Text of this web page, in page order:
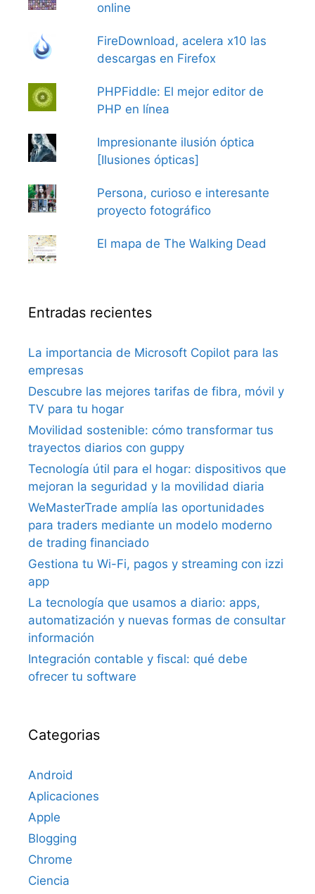
online
FireDownload, acelera x10 las
descargas en Firefox
PHPFiddle: El mejor editor de
PHP en línea
Impresionante ilusión óptica
[Ilusiones ópticas]
Persona, curioso e interesante
proyecto fotográfico
El mapa de The Walking Dead
Entradas recientes
La importancia de Microsoft Copilot para las
empresas
Descubre las mejores tarifas de fibra, móvil y
TV para tu hogar
Movilidad sostenible: cómo transformar tus
trayectos diarios con guppy
Tecnología útil para el hogar: dispositivos que
mejoran la seguridad y la movilidad diaria
WeMasterTrade amplía las oportunidades
para traders mediante un modelo moderno
de trading financiado
Gestiona tu Wi-Fi, pagos y streaming con izzi
app
La tecnología que usamos a diario: apps,
automatización y nuevas formas de consultar
información
Integración contable y fiscal: qué debe
ofrecer tu software
Categorias
Android
Aplicaciones
Apple
Blogging
Chrome
Ciencia